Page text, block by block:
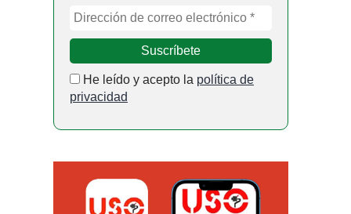
He leído y acepto la política de
privacidad